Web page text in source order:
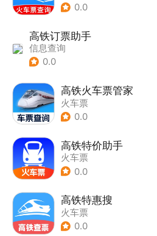
0.0
高铁订票助手
信息查询
0.0
高铁火车票管家
火车票
0.0
高铁特价助手
火车票
0.0
高铁特惠搜
火车票
0.0